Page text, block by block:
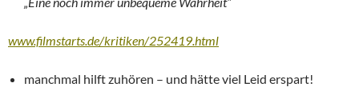
www.filmstarts.de/kritiken/252419.html
manchmal hilft zuhören – und hätte viel Leid erspart!